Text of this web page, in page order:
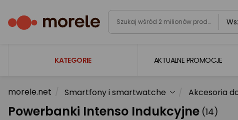
KATEGORIE
Laptopy
Komputery
AKTUALNE PROMOCJE
morele.net Smartfony i smartwatche Akcesoria
Powerbanki Intenso Indukcyjne (14)